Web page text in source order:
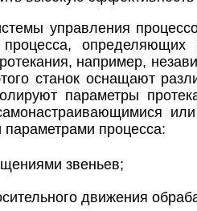
управления
процесса,
например,
станок оснащают
параметры
процесса:
звеньев;
движения